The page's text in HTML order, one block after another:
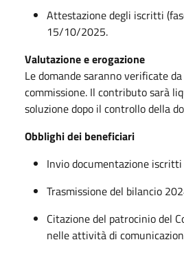
Attestazione degli iscritti
15/10/2025.
Valutazione e erogazione
Le domande saranno verificate
commissione. Il contributo sarà
soluzione dopo il controllo della
Obblighi dei beneficiari
Invio documentazione
Trasmissione del bilancio
Citazione del patrocinio del
nelle attività di